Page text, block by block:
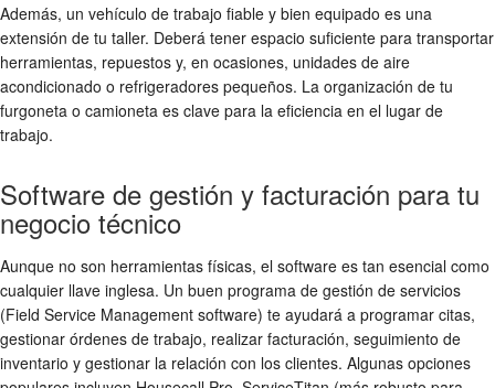
Además, un vehículo de trabajo fiable y bien equipado es una
extensión de tu taller. Deberá tener espacio suficiente para transportar
herramientas, repuestos y, en ocasiones, unidades de aire
acondicionado o refrigeradores pequeños. La organización de tu
furgoneta o camioneta es clave para la eficiencia en el lugar de
trabajo.
Software de gestión y facturación para tu
negocio técnico
Aunque no son herramientas físicas, el software es tan esencial como
cualquier llave inglesa. Un buen programa de gestión de servicios
(Field Service Management software) te ayudará a programar citas,
gestionar órdenes de trabajo, realizar facturación, seguimiento de
inventario y gestionar la relación con los clientes. Algunas opciones